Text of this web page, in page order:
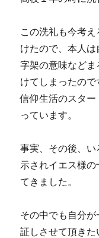
この洗礼も今考
けたので、本人
字架の意味など
けてしまったの
信仰生活のスタ
っています。
事実、その後、
示されイエス様
てきました。
その中でも自分
証しさせて頂きた